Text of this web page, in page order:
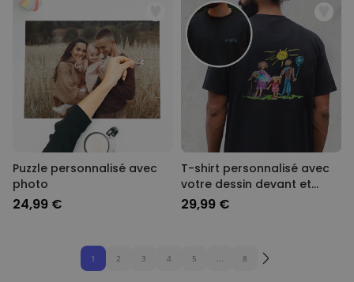
Puzzle personnalisé avec
photo
24,99 €
T-shirt personnalisé avec
votre dessin devant et
derrière
29,99 €
1 2 3 4 5 ... 8